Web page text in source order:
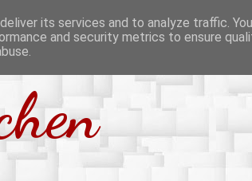
its services and to analyze traffic.
and security metrics to ensure